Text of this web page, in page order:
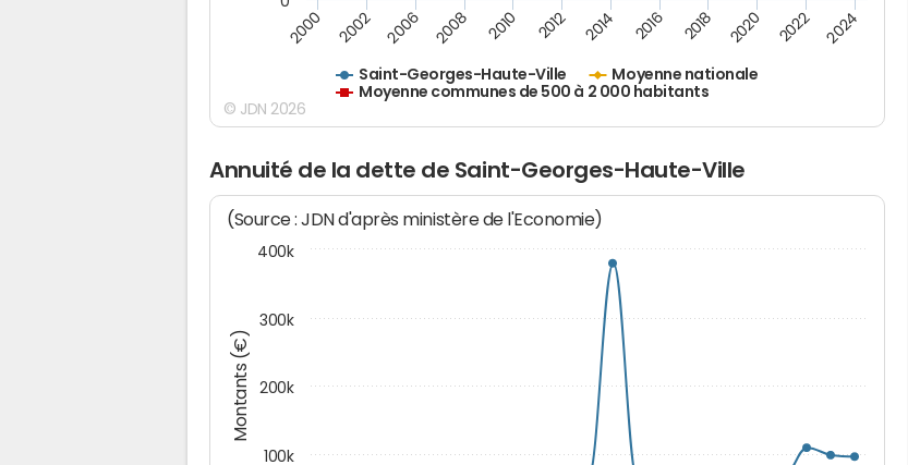
Saint-Georges-Haute-Ville
Moyenne nationale
Moyenne communes de 500 à 2 000 habitants
2000 2002 2006 2008 2010 2012 2014 2016 2018 2020 2022 2024
© JDN 2026
Annuité de la dette de Saint-Georges-Haute-Ville
Montants (€)
(Source : JDN d'après ministère de l'Economie)
100k
200k
300k
400k